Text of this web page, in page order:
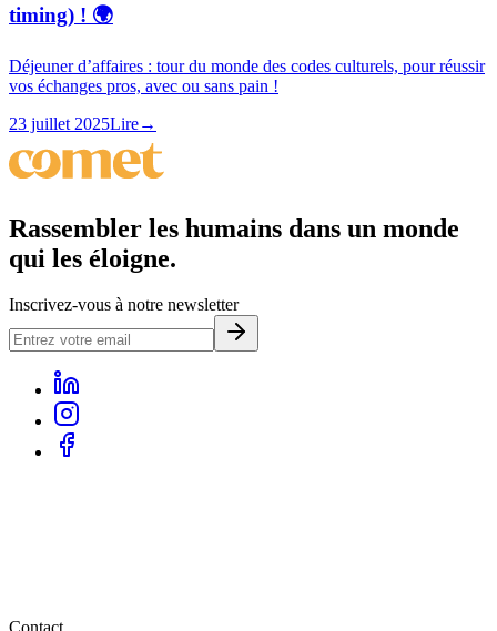
timing) ! 🌍
Déjeuner d’affaires : tour du monde des codes culturels, pour réussir
vos échanges pros, avec ou sans pain !
23 juillet 2025Lire→
Rassembler les humains dans un monde
qui les éloigne.
Inscrivez-vous à notre newsletter